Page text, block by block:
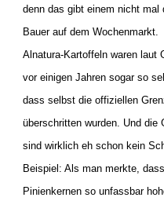
denn das gibt einem nicht mal
Bauer auf dem Wochenmarkt.
Alnatura-Kartoffeln waren laut
vor einigen Jahren sogar so
dass selbst die offiziellen
überschritten wurden. Und die
sind wirklich eh schon kein
Beispiel: Als man merkte, dass
Pinienkernen so unfassbar